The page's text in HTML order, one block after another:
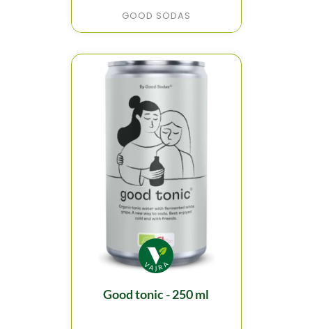
GOOD SODAS
good tonic - 250 ml